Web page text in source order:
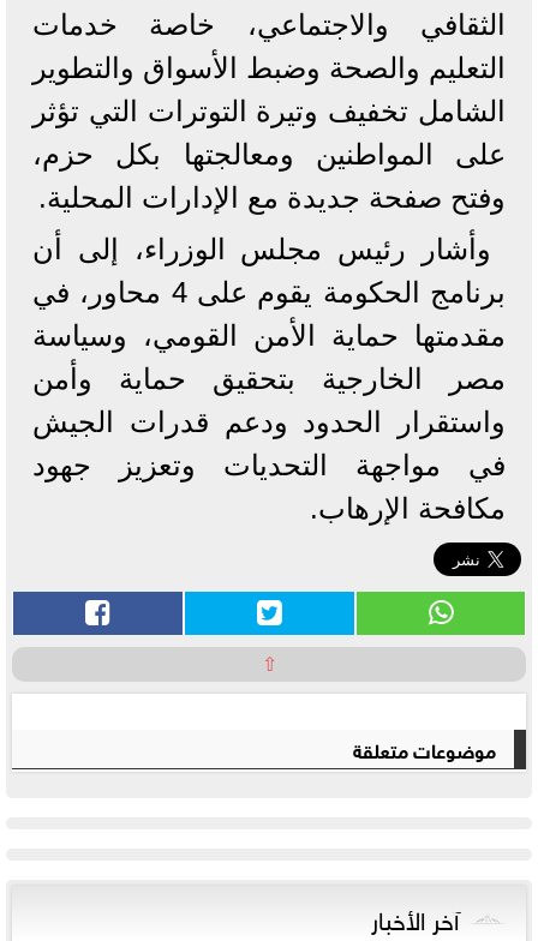
الثقافي والاجتماعي، خاصة خدمات
التعليم والصحة وضبط الأسواق والتطوير
الشامل تخفيف وتيرة التوترات التي تؤثر
على المواطنين ومعالجتها بكل حزم،
وفتح صفحة جديدة مع الإدارات المحلية.
وأشار رئيس مجلس الوزراء، إلى أن
برنامج الحكومة يقوم على 4 محاور، في
مقدمتها حماية الأمن القومي، وسياسة
مصر الخارجية بتحقيق حماية وأمن
واستقرار الحدود ودعم قدرات الجيش
في مواجهة التحديات وتعزيز جهود
مكافحة الإرهاب.
⇧
موضوعات متعلقة
آخر الأخبار